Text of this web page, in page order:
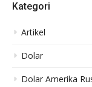
Kategori
Artikel
Dolar
Dolar Amerika